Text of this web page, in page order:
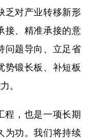
乏对产业转移新形
接、精准承接的意
问题导向、立足省
势锻长板、补短板
。
，也是一项长期
为功。我们将持续